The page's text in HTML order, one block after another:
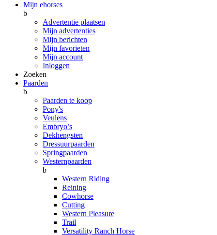
Mijn ehorses
b
Advertentie plaatsen
Mijn advertenties
Mijn berichten
Mijn favorieten
Mijn account
Inloggen
Zoeken
Paarden
b
Paarden te koop
Pony's
Veulens
Embryo’s
Dekhengsten
Dressuurpaarden
Springpaarden
Westernpaarden
b
Western Riding
Reining
Cowhorse
Cutting
Western Pleasure
Trail
Versatility Ranch Horse